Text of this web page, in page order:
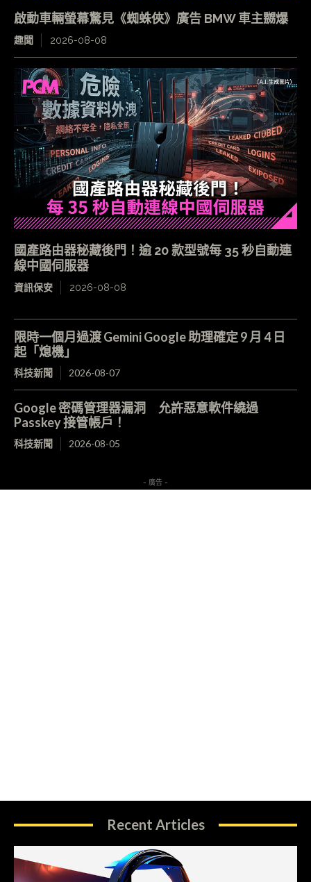
啟動車輛螢幕驚見《蜘蛛俠》廣告 BMW 車主嬲爆
趣聞 2026-08-08
國產路由器秘藏後門！逾 20 款型號每 35 秒自動連
線中國伺服器
資訊保安 2026-08-08
限時一個月過渡 Gemini Google 助理確定 9 月 4 日
起「熄機」
科技新聞 2026-08-07
Google 密碼管理器漏洞 允許惡意軟件繞過
Passkey 接管帳戶！
科技新聞 2026-08-05
- 廣告 -
Recent Articles